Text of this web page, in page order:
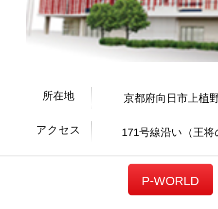
所在地 京都府向日市上植
アクセス 171号線沿い（王
P-WORLD